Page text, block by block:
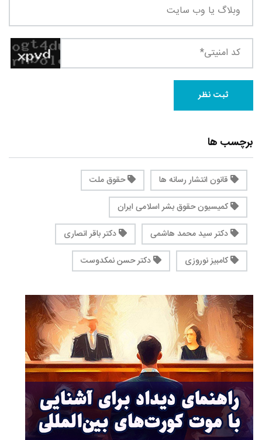
برچسب ها
قانون انتشار رسانه ها
حقوق ملت
کمیسیون حقوق بشر اسلامی ایران
دکتر سید محمد هاشمی
دکتر باقر انصاری
کامبیز نوروزی
دکتر حسن نمکدوست